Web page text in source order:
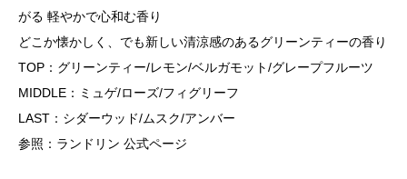
がる 軽やかで心和む香り
どこか懐かしく、でも新しい清涼感のあるグリーンティーの香り
TOP：グリーンティー/レモン/ベルガモット/グレープフルーツ
MIDDLE：ミュゲ/ローズ/フィグリーフ
LAST：シダーウッド/ムスク/アンバー
参照：ランドリン 公式ページ